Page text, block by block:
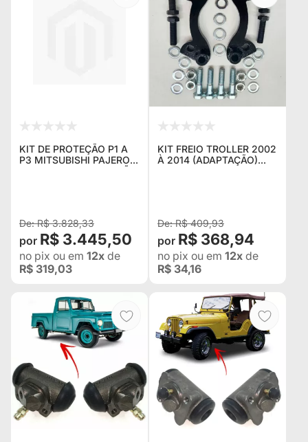
KIT DE PROTEÇÃO P1 A
P3 MITSUBISHI PAJERO
SPORT - SEM PROTEÇÃO
R$ 3.828,33
R$ 3.445,50
no pix ou em 12x de
R$ 319,03
KIT FREIO TROLLER 2002
À 2014 (ADAPTAÇÃO)
R$ 409,93
R$ 368,94
no pix ou em 12x de
R$ 34,16